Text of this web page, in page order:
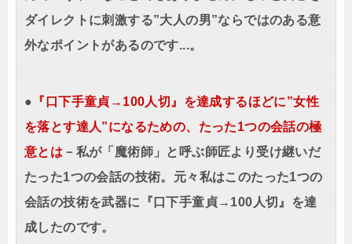
ダイレクトに刺激する”大人の男”ならではのある意
外なポイントがあるのです...。
● 『口下手童貞→100人切』を達成するほどに”女性
を落とす達人”になるための、たった1つの会話の極
意とは －私が「魔術師」と呼ぶ師匠より受け継いだ
たった1つの会話の技術。元々私はこのたった1つの
会話の技術を武器に『口下手童貞→100人切』を達
成したのです。